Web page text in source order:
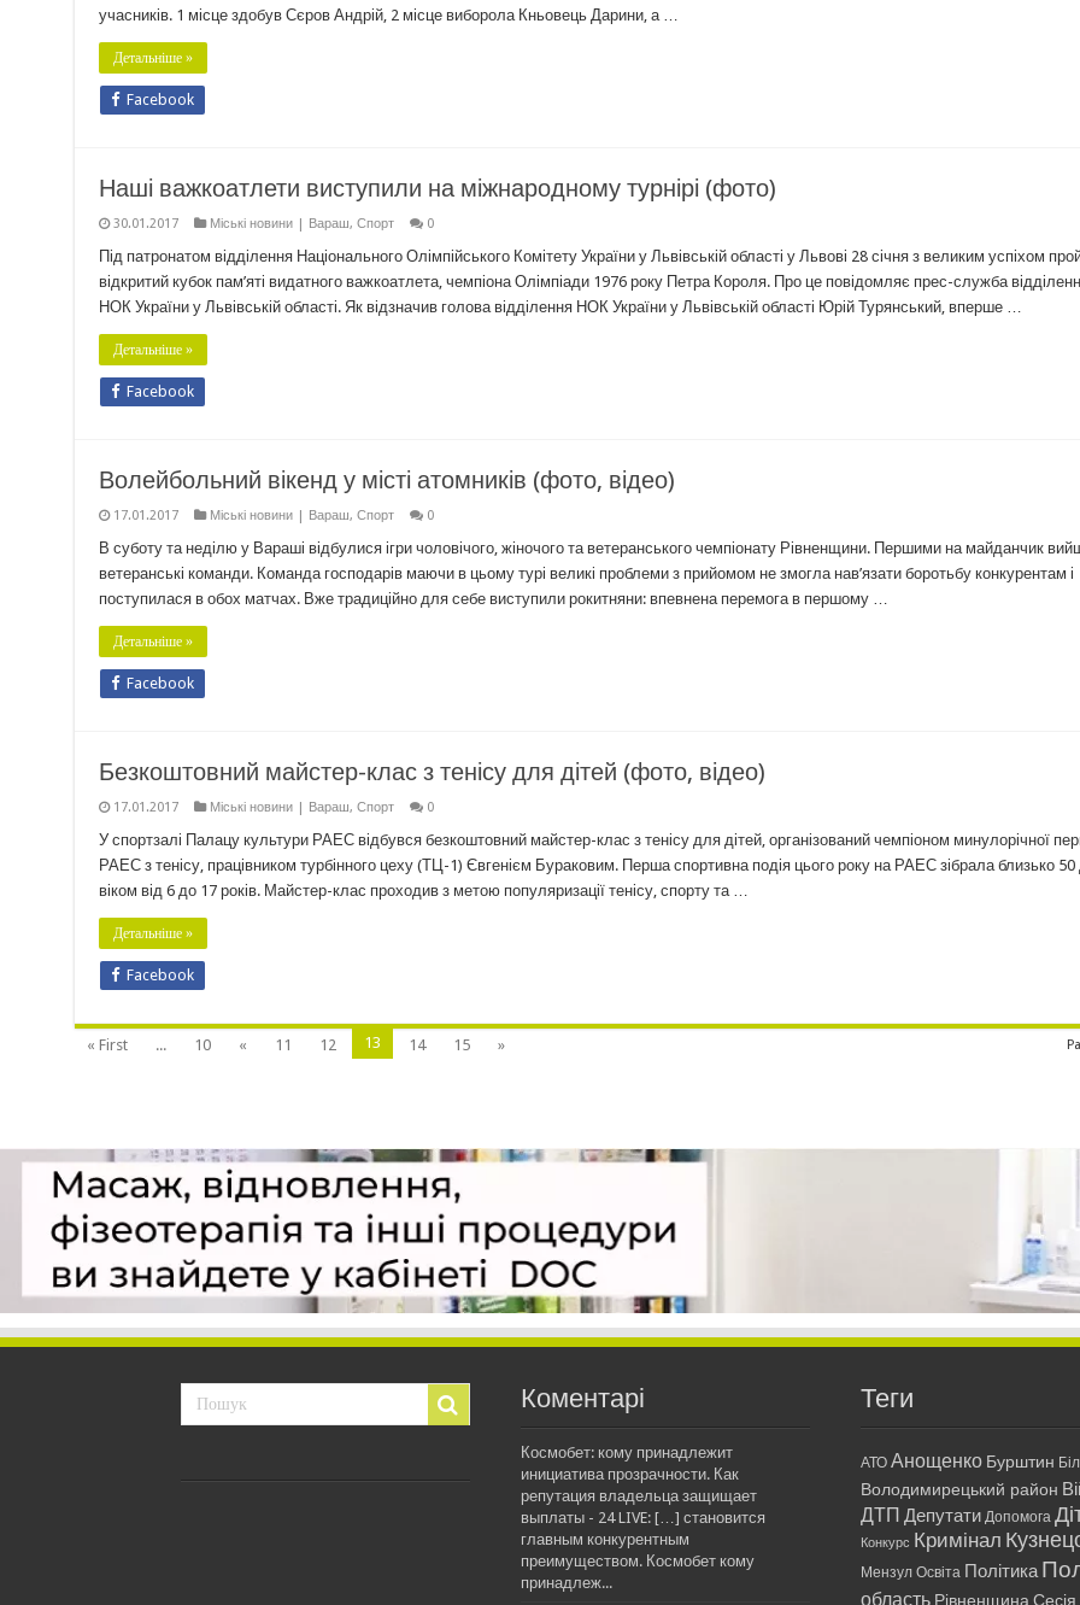
учасників. 1 місце здобув Сєров Андрій, 2 місце виборола Кньовець Дарини, а …
Детальніше »
Facebook
Наші важкоатлети виступили на міжнародному турнірі (фото)
30.01.2017 Міські новини | Вараш, Спорт 0
Під патронатом відділення Національного Олімпійського Комітету України у Львівській області у Львові 28 січня з великим успіхом
відкритий кубок пам’яті видатного важкоатлета, чемпіона Олімпіади 1976 року Петра Короля. Про це повідомляє прес-служба
НОК України у Львівській області. Як відзначив голова відділення НОК України у Львівській області Юрій Турянський, вперше …
Детальніше »
Facebook
Волейбольний вікенд у місті атомників (фото, відео)
17.01.2017 Міські новини | Вараш, Спорт 0
В суботу та неділю у Вараші відбулися ігри чоловічого, жіночого та ветеранського чемпіонату Рівненщини. Першими на майданчик
ветеранські команди. Команда господарів маючи в цьому турі великі проблеми з прийомом не змогла нав’язати боротьбу конкурентам і
поступилася в обох матчах. Вже традиційно для себе виступили рокитняни: впевнена перемога в першому …
Детальніше »
Facebook
Безкоштовний майстер-клас з тенісу для дітей (фото, відео)
17.01.2017 Міські новини | Вараш, Спорт 0
У спортзалі Палацу культури РАЕС відбувся безкоштовний майстер-клас з тенісу для дітей, організований чемпіоном минулорічної
РАЕС з тенісу, працівником турбінного цеху (ТЦ-1) Євгенієм Бураковим. Перша спортивна подія цього року на РАЕС зібрала близько 50
віком від 6 до 17 років. Майстер-клас проходив з метою популяризації тенісу, спорту та …
Детальніше »
Facebook
« First ... 10 « 11 12 13 14 15 »
Коментарі
Космобет: кому принадлежит
инициатива прозрачности. Как
репутация владельца защищает
выплаты - 24 LIVE: […] становится
главным конкурентным
преимуществом. Космобет кому
принадлеж...
Теги
АТО Анощенко Бурштин
Володимирецький район
ДТП Депутати Допомога
Конкурс Кримінал
Мензул Освіта Політика
область Рівненщина Сесія